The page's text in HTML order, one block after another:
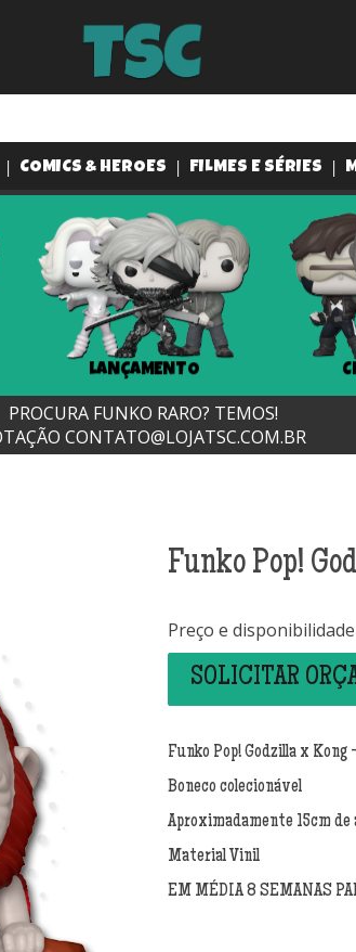
COMICS & HEROES FILMES E SÉRIES
LANÇAMENTO
PROCURA FUNKO RARO? TEMOS!
CONTATO@LOJATSC.COM.BR
Funko Pop!
Preço e
SOLICITAR
Funko Pop! Godzilla x Kong
Boneco colecionável
Aproximadamente 15cm
Material Vinil
EM MÉDIA 8 SEMANAS